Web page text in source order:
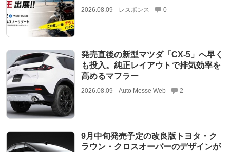
2026.08.09 レスポンス 0
発売直後の新型マツダ「CX-5」へ早く
も投入。純正レイアウトで排気効率を
高めるマフラー
2026.08.09 Auto Messe Web 2
9月中旬発売予定の改良版トヨタ・ク
ラウン・クロスオーバーのデザインが